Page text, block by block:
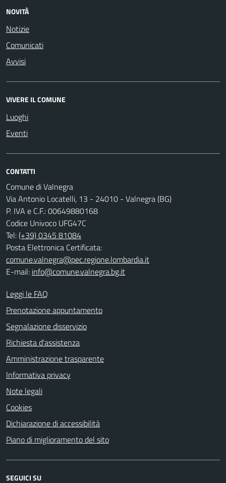
NOVITÀ
Notizie
Comunicati
Avvisi
VIVERE IL COMUNE
Luoghi
Eventi
CONTATTI
Comune di Valnegra
Via Antonio Locatelli, 13 - 24010 - Valnegra (BG)
P. IVA e C.F.: 00649880168
Codice Univoco UFG47C
Tel:(+39) 0345 81084
Posta Elettronica Certificata:
comune.valnegra@pec.regione.lombardia.it
E-mail: info@comune.valnegra.bg.it
Leggi le FAQ
Prenotazione appuntamento
Segnalazione disservizio
Richiesta d'assistenza
Amministrazione trasparente
Informativa privacy
Note legali
Cookies
Dichiarazione di accessibilità
Piano di miglioramento del sito
SEGUICI SU